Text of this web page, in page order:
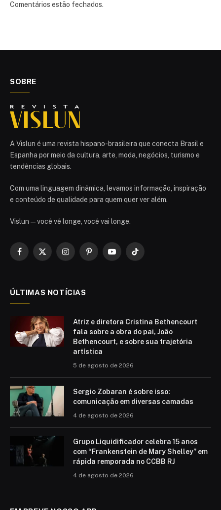
Comentários estão fechados.
SOBRE
A Vislun é uma revista hispano-brasileira que conecta Brasil e
Espanha por meio da cultura, arte, moda, negócios, turismo e
tendências globais.
Com uma linguagem dinâmica, levamos informação, inspiração
e conteúdo de qualidade para quem quer ver além.
Vislun — você vê longe, você vai longe.
Facebook
X
InstagramPinterestYouTubeTikTok
ÚLTIMAS NOTÍCIAS
Atriz e diretora Cristina Bethencourt
fala sobre a obra do pai, João
Bethencourt, e sobre sua trajetória
artística
5 de agosto de 2026
Sergio Zobaran é sobre isso:
comunicação em diversas camadas
4 de agosto de 2026
Grupo Liquidificador celebra 15 anos
com “Frankenstein de Mary Shelley” em
rápida remporada no CCBB RJ
4 de agosto de 2026